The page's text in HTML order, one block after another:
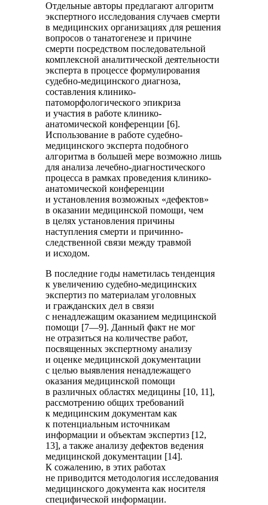
Отдельные авторы предлагают алгоритм
экспертного исследования случаев смерти
в медицинских организациях для решения
вопросов о танатогенезе и причине
смерти посредством последовательной
комплексной аналитической деятельности
эксперта в процессе формулирования
судебно-медицинского диагноза,
составления клинико-
патоморфологического эпикриза
и участия в работе клинико-
анатомической конференции [6].
Использование в работе судебно-
медицинского эксперта подобного
алгоритма в большей мере возможно лишь
для анализа лечебно-диагностического
процесса в рамках проведения клинико-
анатомической конференции
и установления возможных «дефектов»
в оказании медицинской помощи, чем
в целях установления причины
наступления смерти и причинно-
следственной связи между травмой
и исходом.
В последние годы наметилась тенденция
к увеличению судебно-медицинских
экспертиз по материалам уголовных
и гражданских дел в связи
с ненадлежащим оказанием медицинской
помощи [7—9]. Данный факт не мог
не отразиться на количестве работ,
посвященных экспертному анализу
и оценке медицинской документации
с целью выявления ненадлежащего
оказания медицинской помощи
в различных областях медицины [10, 11],
рассмотрению общих требований
к медицинским документам как
к потенциальным источникам
информации и объектам экспертиз [12,
13], а также анализу дефектов ведения
медицинской документации [14].
К сожалению, в этих работах
не приводится методология исследования
медицинского документа как носителя
специфической информации.